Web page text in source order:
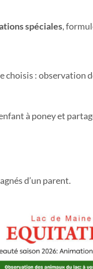
spéciales,
choisis : observation
à poney et
d’un parent.